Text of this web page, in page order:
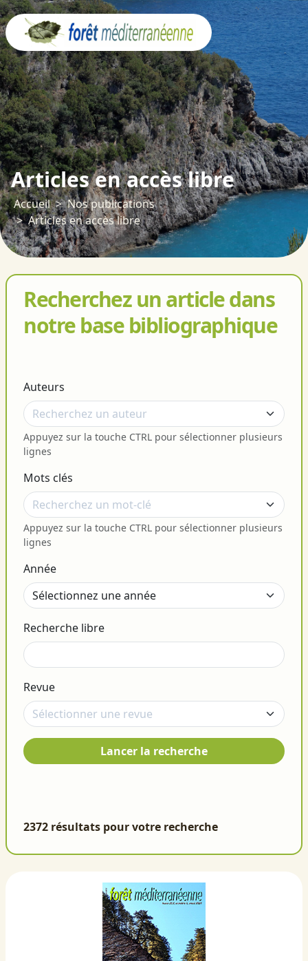
Articles en accès libre
Accueil
Nos publications
Articles en accès libre
Recherchez un article dans
notre base bibliographique
Auteurs
Appuyez sur la touche CTRL pour sélectionner plusieurs
lignes
Mots clés
Appuyez sur la touche CTRL pour sélectionner plusieurs
lignes
Année
Recherche libre
Revue
Lancer la recherche
2372 résultats pour votre recherche
Panneau de gestion des cookies